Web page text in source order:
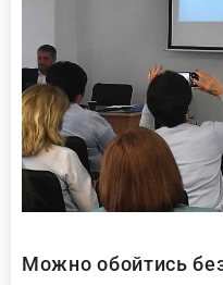
Можно обойтись